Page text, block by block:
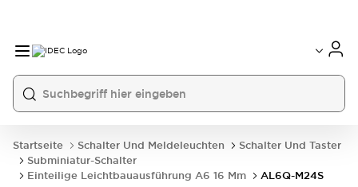
Startseite Schalter Und Meldeleuchten
Schalter Und Taster
Subminiatur-Schalter
Einteilige Leichtbauausführung A6 16 Mm
AL6Q-M24S